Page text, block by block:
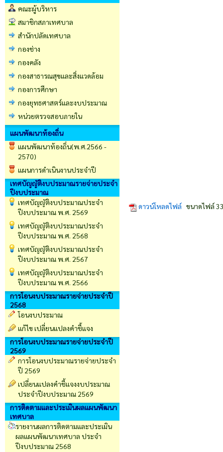
คณะผู้บริหาร
สมาชิกสภาเทศบาล
สำนักปลัดเทศบาล
กองช่าง
กองคลัง
กองสาธารณสุขและสิ่งแวดล้อม
กองการศึกษา
กองยุทธศาสตร์และงบประมาณ
หน่วยตรวจสอบภายใน
แผนพัฒนาท้องถิ่น
แผนพัฒนาท้องถิ่น(พ.ศ.2566 -
2570)
แผนการดำเนินงานประจำปี
เทศบัญญัติงบประมาณรายจ่ายประจำ
ปีงบประมาณ
เทศบัญญัติงบประมาณประจำ
ปีงบประมาณ พ.ศ. 2569
เทศบัญญัติงบประมาณประจำ
ปีงบประมาณ พ.ศ. 2568
เทศบัญญัติงบประมาณประจำ
ปีงบประมาณ พ.ศ. 2567
เทศบัญญัติงบประมาณประจำ
ปีงบประมาณ พ.ศ. 2566
การโอนงบประมาณรายจ่ายประจำปี
2568
โอนงบประมาณ
แก้ไข เปลี่ยนแปลงคำชี้แจง
การโอนงบประมาณรายจ่ายประจำปี
2569
การโอนงบประมาณรายจ่ายประจำ
ปี 2569
เปลี่ยนเเปลงคำชี้เเจงงบประมาณ
ประจำปีงบประมาณ 2569
การติดตามและประเมินผลแผนพัฒนา
เทศบาล
รายงานผลการติดตามและประเมิน
ผลแผนพัฒนาเทศบาล ประจำ
ปีงบประมาณ 2568
ดาวน์โหลดไฟล์ ขนาดไฟล์